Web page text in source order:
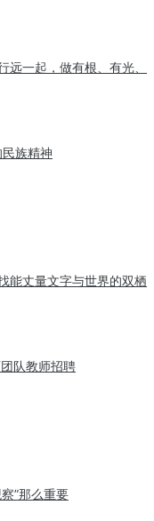
远一起，做有根、有光、
族精神
能丈量文字与世界的双栖
队教师招聘
”那么重要